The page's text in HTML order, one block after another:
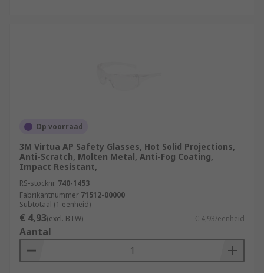
Op voorraad
3M Virtua AP Safety Glasses, Hot Solid Projections,
Anti-Scratch, Molten Metal, Anti-Fog Coating,
Impact Resistant,
RS-stocknr. 740-1453
Fabrikantnummer 71512-00000
Subtotaal (1 eenheid)
€ 4,93(excl. BTW) € 4,93/eenheid
Aantal